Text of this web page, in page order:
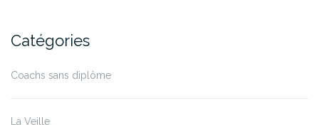
Catégories
Coachs sans diplôme
La Veille